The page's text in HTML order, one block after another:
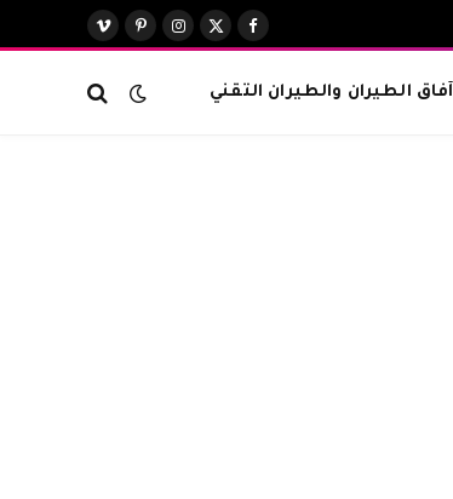
فيسبوك
X
الانستغرامبينتيريست
فيميو
آفاق الطيران والطيران التقني